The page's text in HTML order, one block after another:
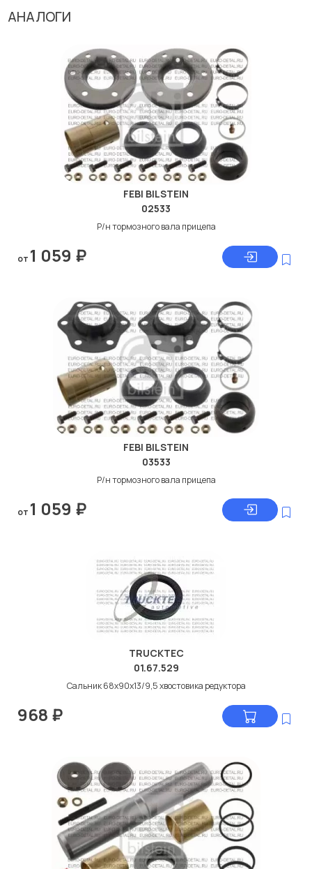
АНАЛОГИ
FEBI BILSTEIN
02533
Р/н тормозного вала прицепа
от 1 059 ₽
FEBI BILSTEIN
03533
Р/н тормозного вала прицепа
от 1 059 ₽
TRUCKTEC
01.67.529
Сальник 68x90x13/9,5 хвостовика редуктора
968 ₽